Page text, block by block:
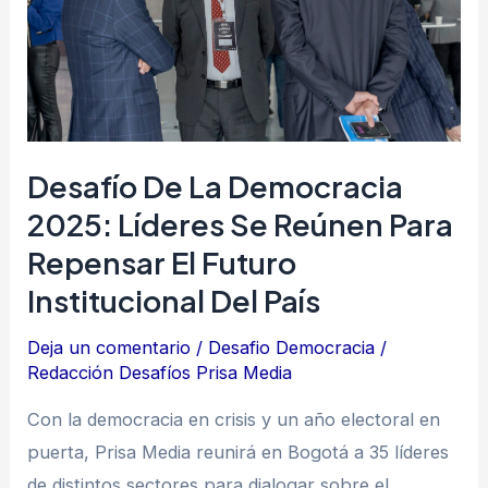
Desafío De La Democracia
2025: Líderes Se Reúnen Para
Repensar El Futuro
Institucional Del País
Deja un comentario / Desafio Democracia /
Redacción Desafíos Prisa Media
Con la democracia en crisis y un año electoral en
puerta, Prisa Media reunirá en Bogotá a 35 líderes
líderes
se
reúnen
para
el
futuro
institucional
del